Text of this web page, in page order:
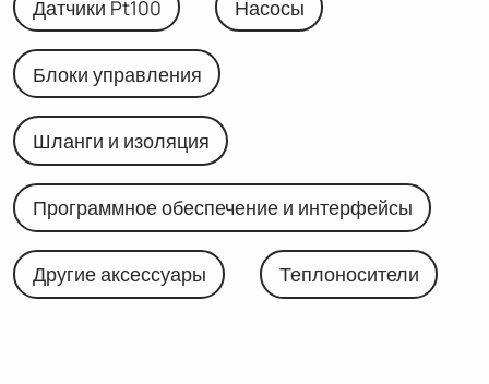
Датчики Pt100 Насосы
Блоки управления
Шланги и изоляция
Программное обеспечение и интерфейсы
Другие аксессуары Теплоносители